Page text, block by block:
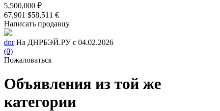
5,500,000 ₽
67,901 $58,511 €
Написать продавцу
dnr На ДНРБЭЙ.РУ с 04.02.2026
(0)
Пожаловаться
Объявления из той же
категории